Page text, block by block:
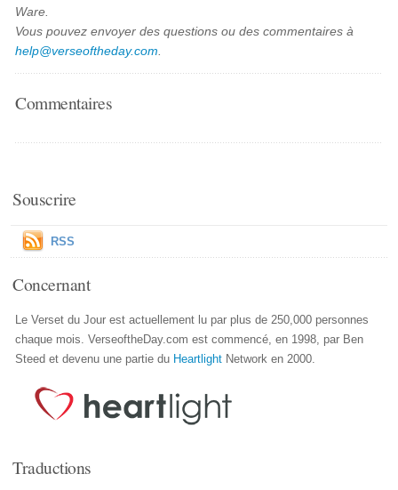
Ware.
Vous pouvez envoyer des questions ou des commentaires à
help@verseoftheday.com
Commentaires
Souscrire
RSS
Concernant
Le Verset du Jour est actuellement lu par plus de 250,000 personnes
chaque mois. VerseoftheDay.com est commencé, en 1998, par Ben
Steed et devenu une partie du Heartlight Network en 2000.
Traductions